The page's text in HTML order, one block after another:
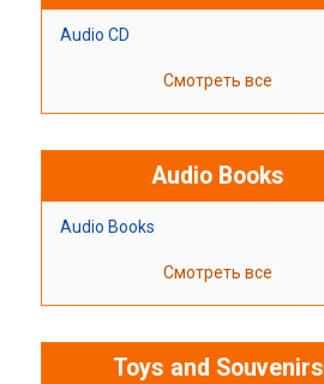
Audio CD
Смотреть все
Audio Books
Audio Books
Смотреть все
Toys and Souvenirs